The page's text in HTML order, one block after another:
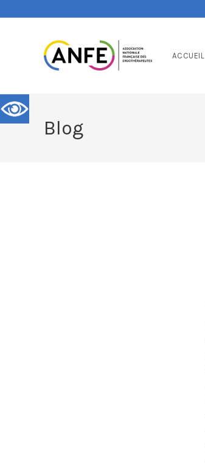
ACCUEIL
Blog